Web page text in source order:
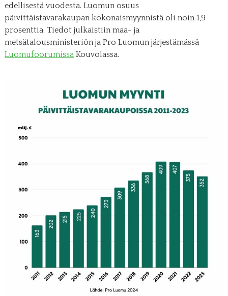
edellisestä vuodesta. Luomun osuus
päivittäistavarakaupan kokonaismyynnistä oli noin 1,9
prosenttia. Tiedot julkaistiin maa- ja
metsätalousministeriön ja Pro Luomun järjestämässä
Luomufoorumissa Kouvolassa.